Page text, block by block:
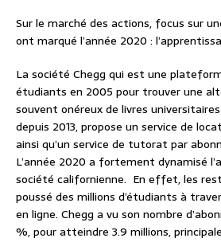
Sur le marché des actions, focus sur
ont marqué l’année 2020 :
La société Chegg qui est une
étudiants en 2005 pour trouver une
souvent onéreux de livres
depuis 2013, propose un service de
ainsi qu’un service de tutorat par
L’année 2020 a fortement dynamisé
société californienne. En effet, les
poussé des millions d’étudiants à
en ligne. Chegg a vu son nombre
%, pour atteindre 3.9 millions,